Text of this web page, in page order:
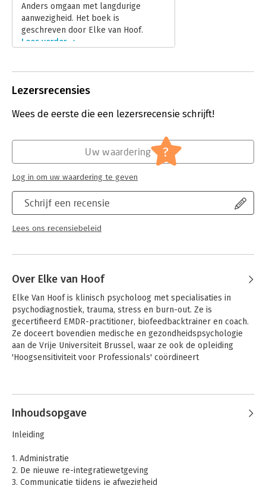
Hoofdrubriek: Psychologie
Anders omgaan met langdurige
aanwezigheid. Het boek is
geschreven door Elke van Hoof.
Lees verder
Lezersrecensies
Wees de eerste die een lezersrecensie schrijft!
Schrijf een recensie
Lees ons recensiebeleid
Uw waardering ?
Log in om uw waardering te geven
Over Elke van Hoof
Elke Van Hoof is klinisch psycholoog met specialisaties in
psychodiagnostiek, trauma, stress en burn-out. Ze is
gecertifieerd EMDR-practitioner, biofeedbacktrainer en coach.
Ze doceert bovendien medische en gezondheidspsychologie
aan de Vrije Universiteit Brussel, waar ze ook de opleiding
'Hoogsensitiviteit voor Professionals' coördineert
Andere boeken door Elke van Hoof
Inhoudsopgave
Inleiding
1. Administratie
2. De nieuwe re-integratiewetgeving
3. Communicatie tijdens je afwezigheid